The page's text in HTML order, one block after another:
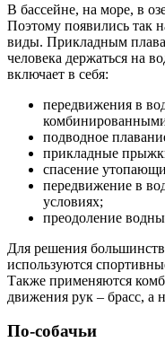
В бассейне, на море, в
Поэтому появились так
виды. Прикладным
человека держаться на
включает в себя:
передвижения в
подводное
прикладные
спасение
передвижение в
условиях;
преодоление
Для решения
используются
Также применяются
движения рук – брасс, а
По-собачьи